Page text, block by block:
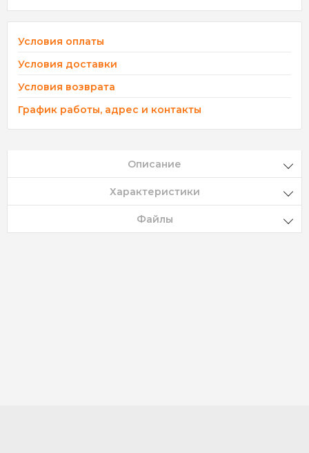
Условия оплаты
Условия доставки
Условия возврата
График работы, адрес и контакты
Описание
Характеристики
Файлы